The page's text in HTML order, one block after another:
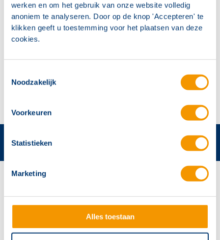
werken en om het gebruik van onze website volledig
anoniem te analyseren. Door op de knop 'Accepteren' te
klikken geeft u toestemming voor het plaatsen van deze
cookies.
Noodzakelijk
Voorkeuren
Statistieken
Marketing
Alles toestaan
plaatsen beschikbaar voor deze workshop. Mis deze
ontbijtsessie dus niet en meld u - uiterlijk vrijdag 8
juni - aan via
marketing@hertek.nl
onder vermelding
noodverlichtingsinstallaties”. OP=OP!
Contactgegevens
Hertek Groep hoofdkantoor
Copernicusstraat 8